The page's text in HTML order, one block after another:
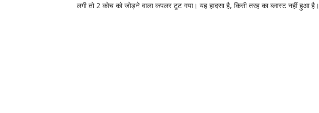
लगी तो 2 कोच को जोड़ने वाला कपलर टूट गया। यह हादसा है, किसी तरह का ब्लास्ट नहीं हुआ है।